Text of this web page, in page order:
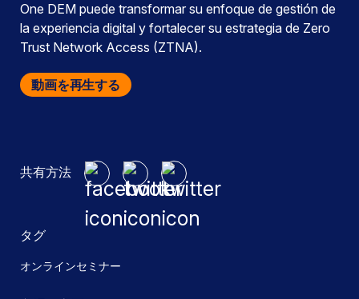
One DEM puede transformar su enfoque de gestión de
la experiencia digital y fortalecer su estrategia de Zero
Trust Network Access (ZTNA).
動画を再生する
共有方法
タグ
オンラインセミナー